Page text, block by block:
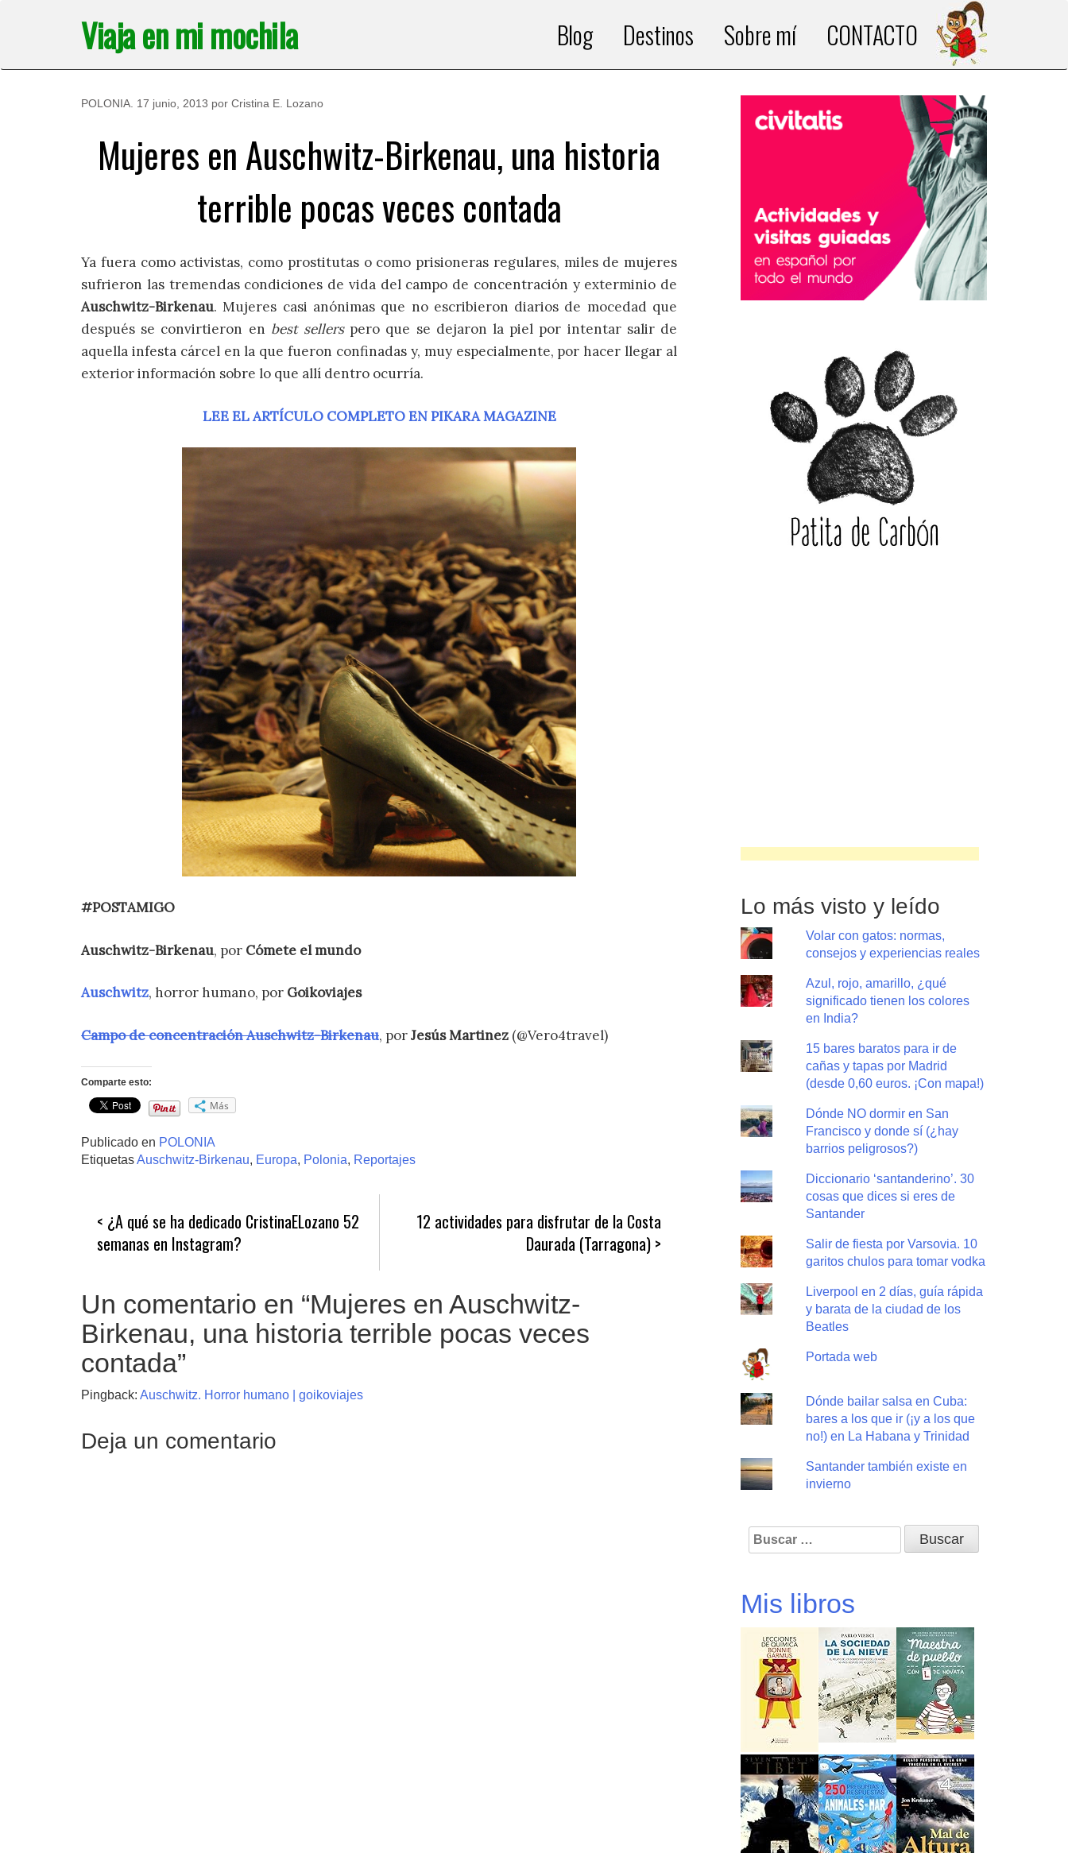
Viaja en mi mochila Blog Destinos Sobre mí CONTACTO
POLONIA 17 junio, 2013 por Cristina E. Lozano
Mujeres en Auschwitz-Birkenau, una historia
terrible pocas veces contada
Ya fuera como activistas, como prostitutas o como prisioneras regulares, miles de mujeres
sufrieron las tremendas condiciones de vida del campo de concentración y exterminio de
Auschwitz-Birkenau. Mujeres casi anónimas que no escribieron diarios de mocedad que
después se convirtieron en best sellerspero que se dejaron la piel por intentar salir de
aquella infesta cárcel en la que fueron confinadas y, muy especialmente, por hacer llegar al
exterior información sobre lo que allí dentro ocurría.
LEE EL ARTÍCULO COMPLETO EN PIKARA MAGAZINE
#POSTAMIGO
Auschwitz-Birkenau, por Cómete el mundo
Auschwitz, horror humano, por Goikoviajes
Campo de concentración Auschwitz-Birkenau, porJesús Martinez (@Vero4travel)
Comparte esto:
Más
Publicado en POLONIA
EtiquetasAuschwitz-Birkenau, Europa, Polonia, Reportajes
Navegación
de
¿A qué se ha dedicado CristinaELozano 52
semanas en Instagram?
12 actividades para disfrutar de la Costa
Daurada (Tarragona)
Un comentario en “Mujeres en Auschwitz-
Birkenau, una historia terrible pocas veces
contada”
Pingback: Auschwitz. Horror humano | goikoviajes
Deja un comentario
Lo más visto y leído
Volar con gatos: normas,
consejos y experiencias reales
Azul, rojo, amarillo, ¿qué
significado tienen los colores
en India?
15 bares baratos para ir de
cañas y tapas por Madrid
(desde 0,60 euros. ¡Con mapa!)
Dónde NO dormir en San
Francisco y donde sí (¿hay
barrios peligrosos?)
Diccionario ‘santanderino’. 30
cosas que dices si eres de
Santander
Salir de fiesta por Varsovia. 10
garitos chulos para tomar vodka
Liverpool en 2 días, guía rápida
y barata de la ciudad de los
Beatles
Portada web
Dónde bailar salsa en Cuba:
bares a los que ir (¡y a los que
no!) en La Habana y Trinidad
Santander también existe en
invierno
Buscar:
Mis libros